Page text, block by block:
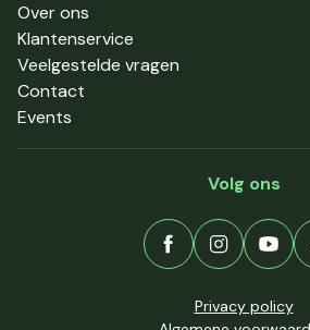
Over ons
Klantenservice
Veelgestelde vragen
Contact
Events
Volg ons
Privacy policy